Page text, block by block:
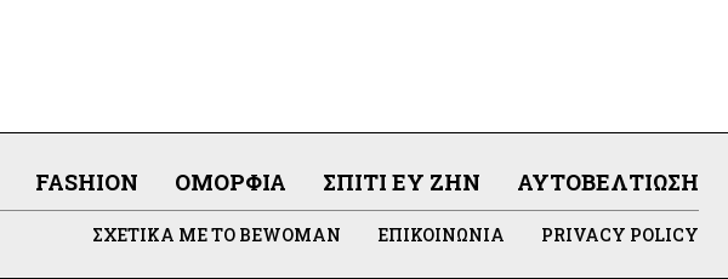
FASHION ΟΜΟΡΦΙΆ ΣΠΊΤΙ ΕΥ ΖΗΝ ΑΥΤΟΒΕΛΤΊΩΣΗ
ΣΧΕΤΙΚΆ ΜΕ ΤΟ BEWOMAN ΕΠΙΚΟΙΝΩΝΊΑ PRIVACY POLICY